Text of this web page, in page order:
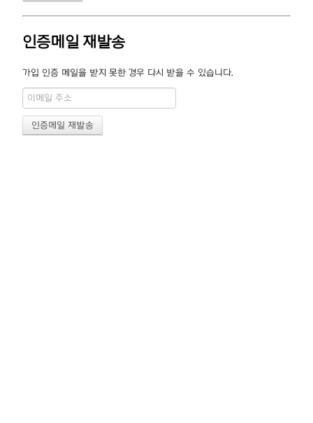
인증메일 재발송
가입 인증 메일을 받지 못한 경우 다시 받을 수 있습니다.